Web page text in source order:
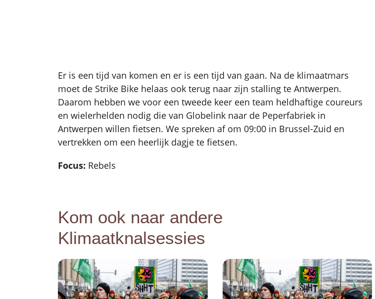
Er is een tijd van komen en er is een tijd van gaan. Na de klimaatmars
moet de Strike Bike helaas ook terug naar zijn stalling te Antwerpen.
Daarom hebben we voor een tweede keer een team heldhaftige coureurs
en wielerhelden nodig die van Globelink naar de Peperfabriek in
Antwerpen willen fietsen. We spreken af om 09:00 in Brussel-Zuid en
vertrekken om een heerlijk dagje te fietsen.
Focus: Rebels
Kom ook naar andere
Klimaatknalsessies